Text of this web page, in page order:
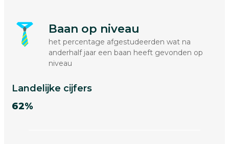
Baan op niveau
het percentage afgestudeerden wat na
anderhalf jaar een baan heeft gevonden op
niveau
Landelijke cijfers
62%